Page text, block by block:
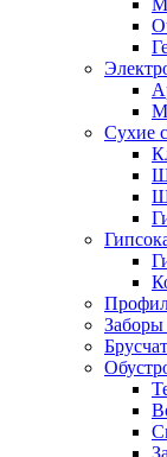
Сухие
Заборы